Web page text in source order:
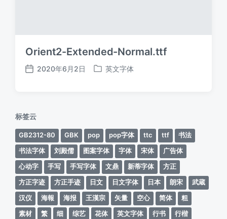
Orient2-Extended-Normal.ttf
发
2020年6月2日
发
英文字体
标签云
GB2312-80 GBK pop pop字体 ttc ttf
书法
书法字体
刘殿儒 图案字体 字体 宋体
广告体
心动字
手写 手写字体 文鼎 新蒂字体
方正
方正字迹
方正手迹 日文 日文字体 日本 朗宋
武蔵
汉仪
海報 海报 王漢宗 矢量 空心 简体
粗
素材
繁 细 综艺 花体 英文字体 行书
行楷